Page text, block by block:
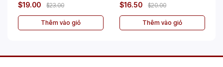
$19.00 $23.00
Thêm vào giỏ
$16.50 $20.00
Thêm vào giỏ